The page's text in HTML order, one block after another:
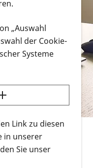
Infonmaterial
herunterladen
zum
RETINA-Website
an.
Infomaterial
„Auswahl
der Cookie-
Systeme
Link zu diesen
in unserer
Sie unser